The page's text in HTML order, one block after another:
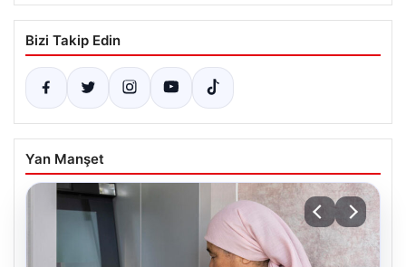
Bizi Takip Edin
Yan Manşet